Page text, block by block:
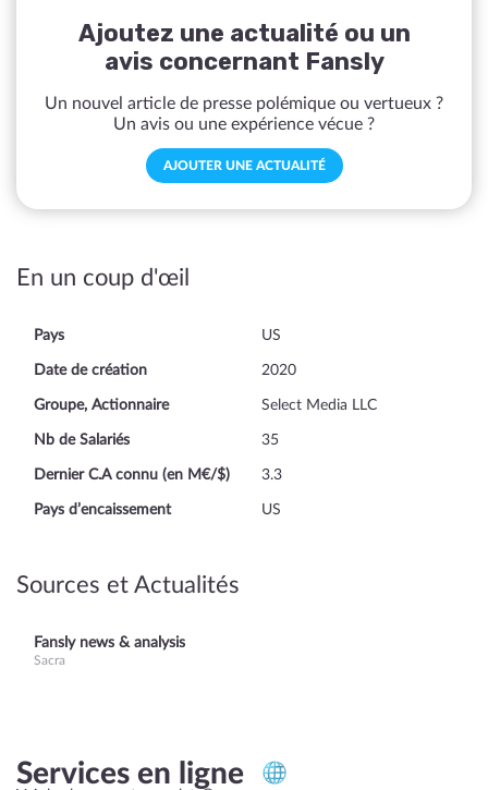
Ajoutez une actualité ou un
avis concernant Fansly
Un nouvel article de presse polémique ou vertueux ?
Un avis ou une expérience vécue ?
AJOUTER UNE ACTUALITÉ
En un coup d'œil
Pays US
Date de création 2020
Groupe, Actionnaire Select Media LLC
Nb de Salariés 35
Dernier C.A connu (en M€/$) 3.3
Pays d’encaissement US
Sources et Actualités
Fansly news & analysis
Sacra
Services en ligne